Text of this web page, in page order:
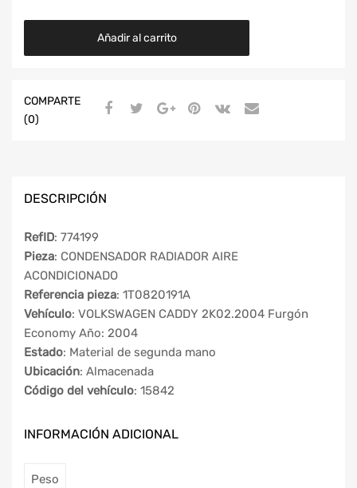
Añadir al carrito
COMPARTE
(0)
DESCRIPCIÓN
RefID: 774199
Pieza: CONDENSADOR RADIADOR AIRE
ACONDICIONADO
Referencia pieza: 1T0820191A
Vehículo: VOLKSWAGEN CADDY 2K02.2004 Furgón
Economy Año: 2004
Estado: Material de segunda mano
Ubicación: Almacenada
Código del vehículo: 15842
INFORMACIÓN ADICIONAL
Peso